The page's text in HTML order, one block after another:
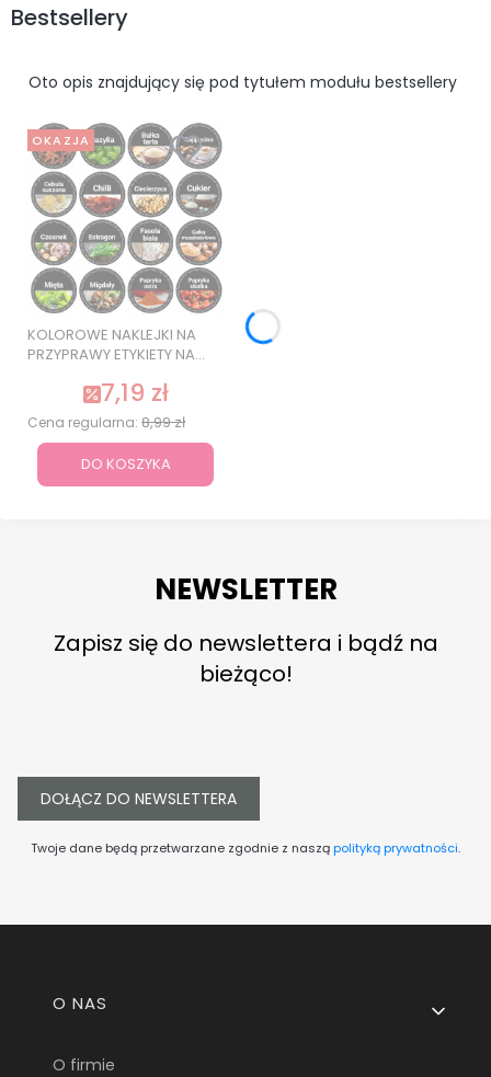
Bestsellery
Oto opis znajdujący się pod tytułem modułu bestsellery
OKAZJA
KOLOROWE NAKLEJKI NA
PRZYPRAWY ETYKIETY NA
JAKOŚĆ
7,19 zł
Cena regularna: 8,99 zł
DO KOSZYKA
NEWSLETTER
Zapisz się do newslettera i bądź na
bieżąco!
DOŁĄCZ DO NEWSLETTERA
Twoje dane będą przetwarzane zgodnie z nasząpolityką prywatności.
Linki w stopce
O NAS
O firmie